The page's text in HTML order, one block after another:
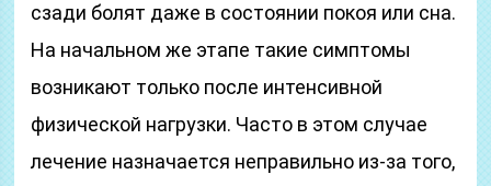
сзади болят даже в состоянии покоя или сна.
На начальном же этапе такие симптомы
возникают только после интенсивной
физической нагрузки. Часто в этом случае
лечение назначается неправильно из-за того,